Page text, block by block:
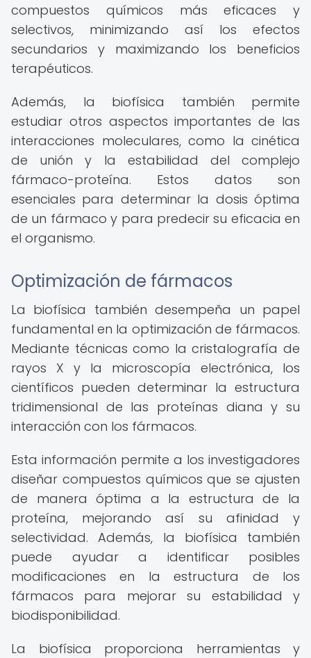
compuestos químicos más eficaces y
selectivos, minimizando así los efectos
secundarios y maximizando los beneficios
terapéuticos.
Además, la biofísica también permite
estudiar otros aspectos importantes de las
interacciones moleculares, como la cinética
de unión y la estabilidad del complejo
fármaco-proteína. Estos datos son
esenciales para determinar la dosis óptima
de un fármaco y para predecir su eficacia en
el organismo.
Optimización de fármacos
La biofísica también desempeña un papel
fundamental en la optimización de fármacos.
Mediante técnicas como la cristalografía de
rayos X y la microscopía electrónica, los
científicos pueden determinar la estructura
tridimensional de las proteínas diana y su
interacción con los fármacos.
Esta información permite a los investigadores
diseñar compuestos químicos que se ajusten
de manera óptima a la estructura de la
proteína, mejorando así su afinidad y
selectividad. Además, la biofísica también
puede ayudar a identificar posibles
modificaciones en la estructura de los
fármacos para mejorar su estabilidad y
biodisponibilidad.
La biofísica proporciona herramientas y